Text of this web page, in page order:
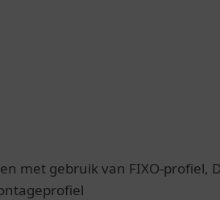
gebruik van FIXO-profiel,